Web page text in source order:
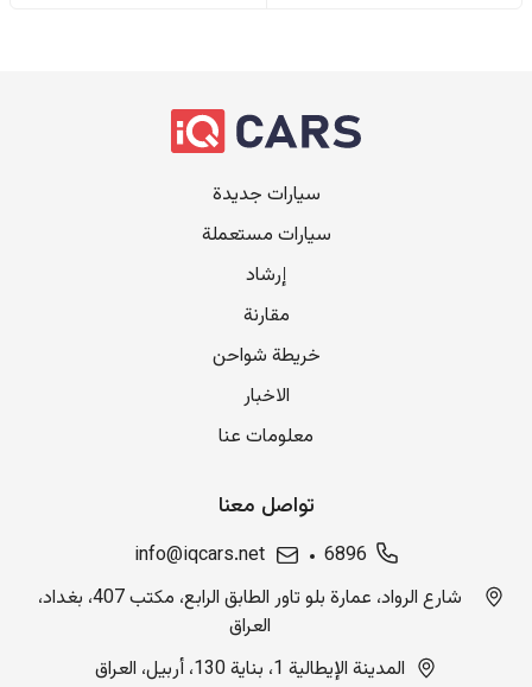
سيارات جديدة
سيارات مستعملة
إرشاد
مقارنة
خريطة شواحن
الاخبار
معلومات عنا
تواصل معنا
6896
info@iqcars.net
شارع الرواد، عمارة بلو تاور الطابق الرابع، مكتب 407، بغداد،
العراق
المدينة الإيطالية 1، بناية 130، أربيل، العراق